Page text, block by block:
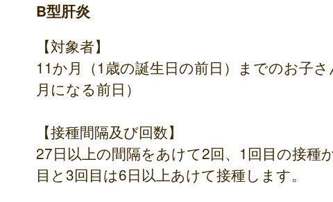
B型肝炎
【対象者】
11か月（1歳の誕生日の前日）までのお子
月になる前日）
【接種間隔及び回数】
27日以上の間隔をあけて2回、1回目の接種
目と3回目は6日以上あけて接種します。